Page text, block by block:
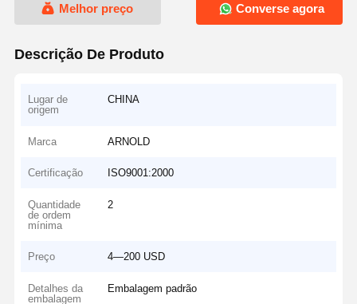
Melhor preço Converse agora
Descrição De Produto
Lugar de
origem
CHINA
Marca ARNOLD
Certificação ISO9001:2000
Quantidade
de ordem
mínima
2
Preço 4—200 USD
Detalhes da
embalagem
Embalagem padrão